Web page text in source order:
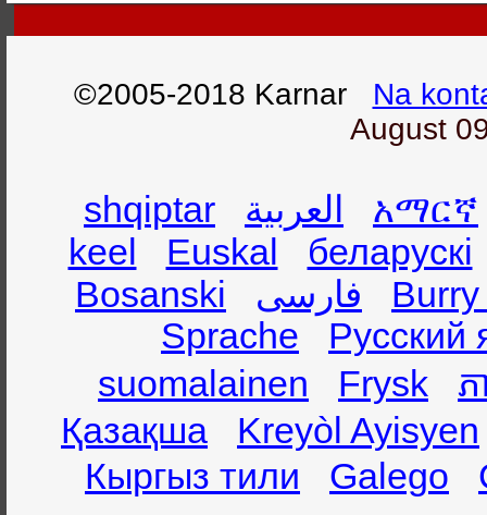
©2005-2018 Karnar Na
August
shqiptar العربية
አማርኛ
keel
Euskal
беларускі
Bosanski
فارسی
Sprache
Русский
suomalainen
Frysk
ភ
Қазақша
Kreyòl Ayisyen
Кыргыз тили
Galego